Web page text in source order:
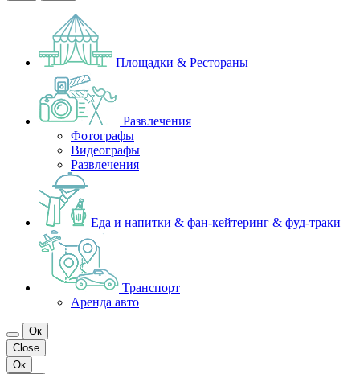
Площадки & Рестораны
Развлечения
Фотографы
Видеографы
Развлечения
Еда и напитки & фан-кейтеринг & фуд-траки
Транспорт
Аренда авто
Ок
Close
Ок